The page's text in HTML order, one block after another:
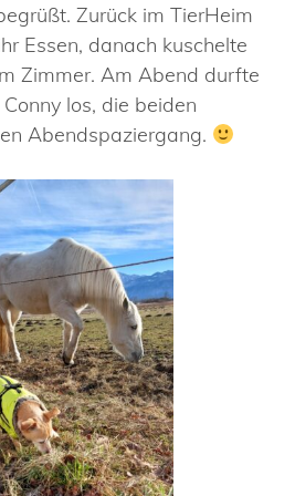
Zurück im TierHeim
Essen, danach kuschelte
Zimmer. Am Abend durfte
los, die beiden
Abendspaziergang.